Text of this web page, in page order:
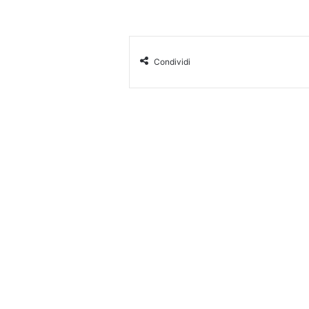
Condividi